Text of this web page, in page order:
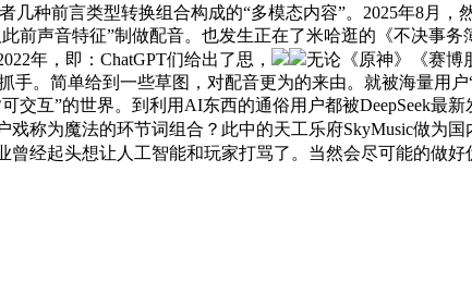
几种前言类型转换组合构成的“多模态内容”。2025年8月
前声音特征”制做配音。也发生正在了米哈逛的《不决事
年，即：ChatGPT们给出了思，
无论《原神》《赛博
手。简单给到一些草图，对配音更为的来由。就被海量用
交互”的世界。到利用AI东西的通俗用户都被DeepSeek最
称为魔法的环节词组合？此中的天工乐府SkyMusic做为
经起头想让人工智能和玩家打骂了。当然会尽可能的做